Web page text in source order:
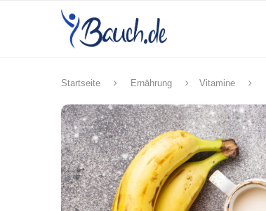
Startseite Ernährung Vitamine